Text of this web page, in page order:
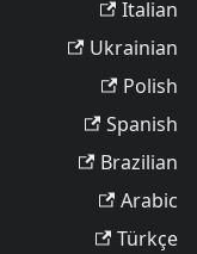
Italian
Ukrainian
Polish
Spanish
Brazilian
Arabic
Türkçe